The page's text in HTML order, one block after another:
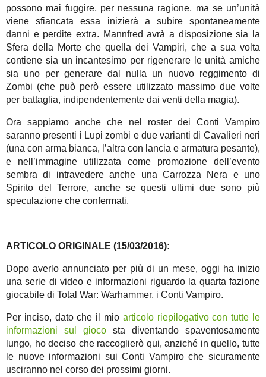
possono mai fuggire, per nessuna ragione, ma se un’unità
viene sfiancata essa inizierà a subire spontaneamente
danni e perdite extra. Mannfred avrà a disposizione sia la
Sfera della Morte che quella dei Vampiri, che a sua volta
contiene sia un incantesimo per rigenerare le unità amiche
sia uno per generare dal nulla un nuovo reggimento di
Zombi (che può però essere utilizzato massimo due volte
per battaglia, indipendentemente dai venti della magia).
Ora sappiamo anche che nel roster dei Conti Vampiro
saranno presenti i Lupi zombi e due varianti di Cavalieri neri
(una con arma bianca, l’altra con lancia e armatura pesante),
e nell’immagine utilizzata come promozione dell’evento
sembra di intravedere anche una Carrozza Nera e uno
Spirito del Terrore, anche se questi ultimi due sono più
speculazione che confermati.
ARTICOLO ORIGINALE (15/03/2016):
Dopo averlo annunciato per più di un mese, oggi ha inizio
una serie di video e informazioni riguardo la quarta fazione
giocabile di Total War: Warhammer, i Conti Vampiro.
Per inciso, dato che il mio articolo riepilogativo con tutte le
informazioni sul gioco sta diventando spaventosamente
lungo, ho deciso che raccoglierò qui, anziché in quello, tutte
le nuove informazioni sui Conti Vampiro che sicuramente
usciranno nel corso dei prossimi giorni.